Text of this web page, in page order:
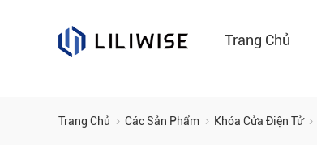
Trang Chủ
Trang Chủ Các Sản Phẩm Khóa Cửa Điện Tử